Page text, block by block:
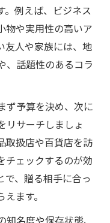
。例えば、ビジネス
物や実用性の高いア
友人や家族には、地
、話題性のあるコラ
ず予算を決め、次に
リサーチしましょ
取扱店や百貨店を訪
チェックするのが効
で、贈る相手に合っ
ます。
名度や保存状態、